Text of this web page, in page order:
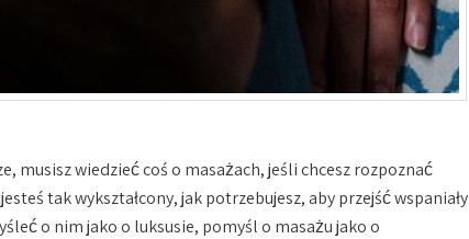
musisz wiedzieć coś o masażach, jeśli chcesz rozpoznać
tak wykształcony, jak potrzebujesz, aby przejść wspaniały
o nim jako o luksusie, pomyśl o masażu jako o